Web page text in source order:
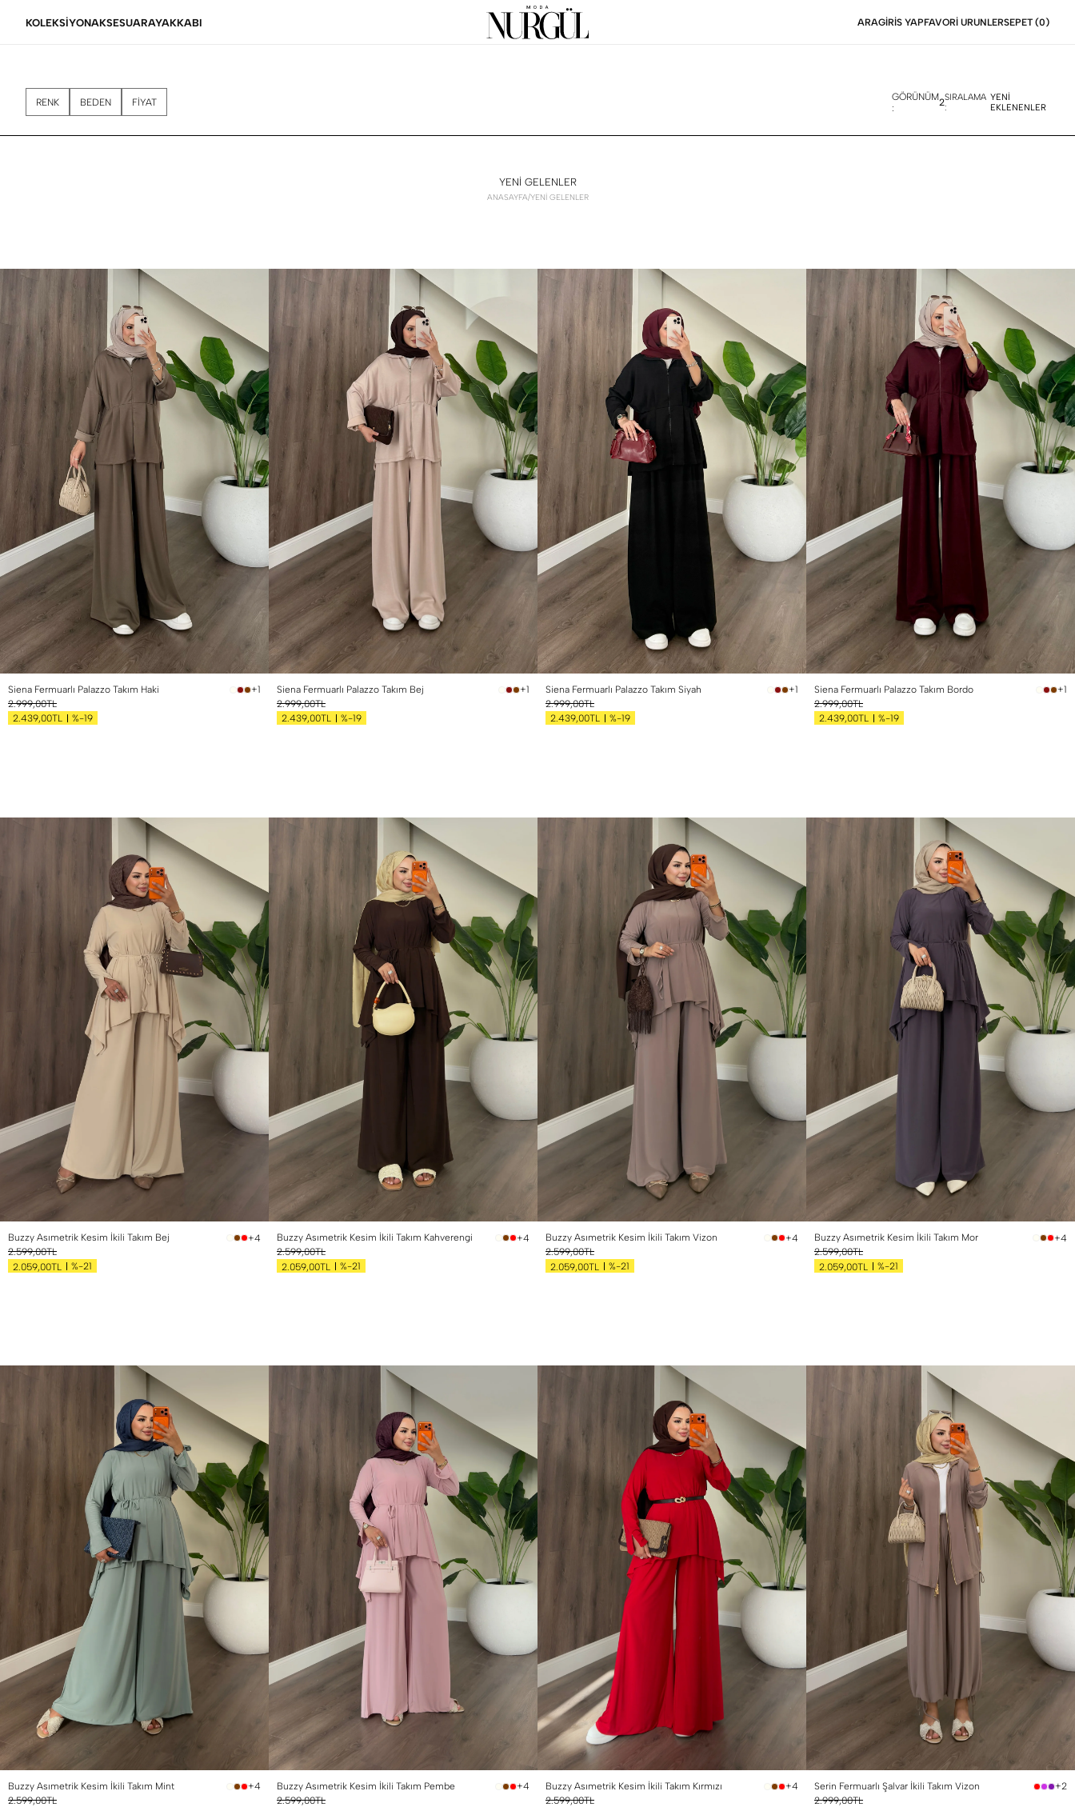
KOLEKSİYONAKSESUARAYAKKABI ARAGIRIS YAPFAVORI URUNLERSEPET (0)
RENK BEDEN FİYAT
GÖRÜNÜM
:
2SIRALAMA
:
YENİ
EKLENENLER
YENİ GELENLER
ANASAYFA/YENİ GELENLER
Siena Fermuarlı Palazzo Takım Haki
+1
2.999,00TL
2.439,00TL
%-19
Siena Fermuarlı Palazzo Takım Bej
+1
2.999,00TL
2.439,00TL
%-19
Siena Fermuarlı Palazzo Takım Siyah
+1
2.999,00TL
2.439,00TL
%-19
Siena Fermuarlı Palazzo Takım Bordo
+1
2.999,00TL
2.439,00TL
%-19
2 Beden (40-42)
Buzzy Asımetrik Kesim İkili Takım Bej
+4
2.599,00TL
2.059,00TL
%-21
2 Beden (40-42)
Buzzy Asımetrik Kesim İkili Takım Kahverengi
+4
2.599,00TL
2.059,00TL
%-21
2 Beden (40-42)
Buzzy Asımetrik Kesim İkili Takım Vizon
+4
2.599,00TL
2.059,00TL
%-21
Buzzy Asımetrik Kesim İkili Takım Mor
+4
2.599,00TL
2.059,00TL
%-21
Buzzy Asımetrik Kesim İkili Takım Mint
+4
2.599,00TL
Buzzy Asımetrik Kesim İkili Takım Pembe
+4
2.599,00TL
Buzzy Asımetrik Kesim İkili Takım Kırmızı
+4
2.599,00TL
Serin Fermuarlı Şalvar İkili Takım Vizon
+2
2.999,00TL